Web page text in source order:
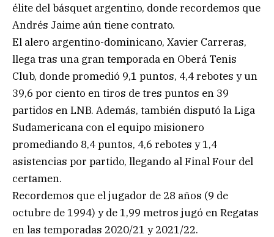
élite del básquet argentino, donde recordemos que
Andrés Jaime aún tiene contrato.
El alero argentino-dominicano, Xavier Carreras,
llega tras una gran temporada en Oberá Tenis
Club, donde promedió 9,1 puntos, 4,4 rebotes y un
39,6 por ciento en tiros de tres puntos en 39
partidos en LNB. Además, también disputó la Liga
Sudamericana con el equipo misionero
promediando 8,4 puntos, 4,6 rebotes y 1,4
asistencias por partido, llegando al Final Four del
certamen.
Recordemos que el jugador de 28 años (9 de
octubre de 1994) y de 1,99 metros jugó en Regatas
en las temporadas 2020/21 y 2021/22.